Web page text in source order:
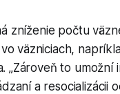
zníženie počtu
väzniciach,
„Zároveň to umožní
a resocializácii